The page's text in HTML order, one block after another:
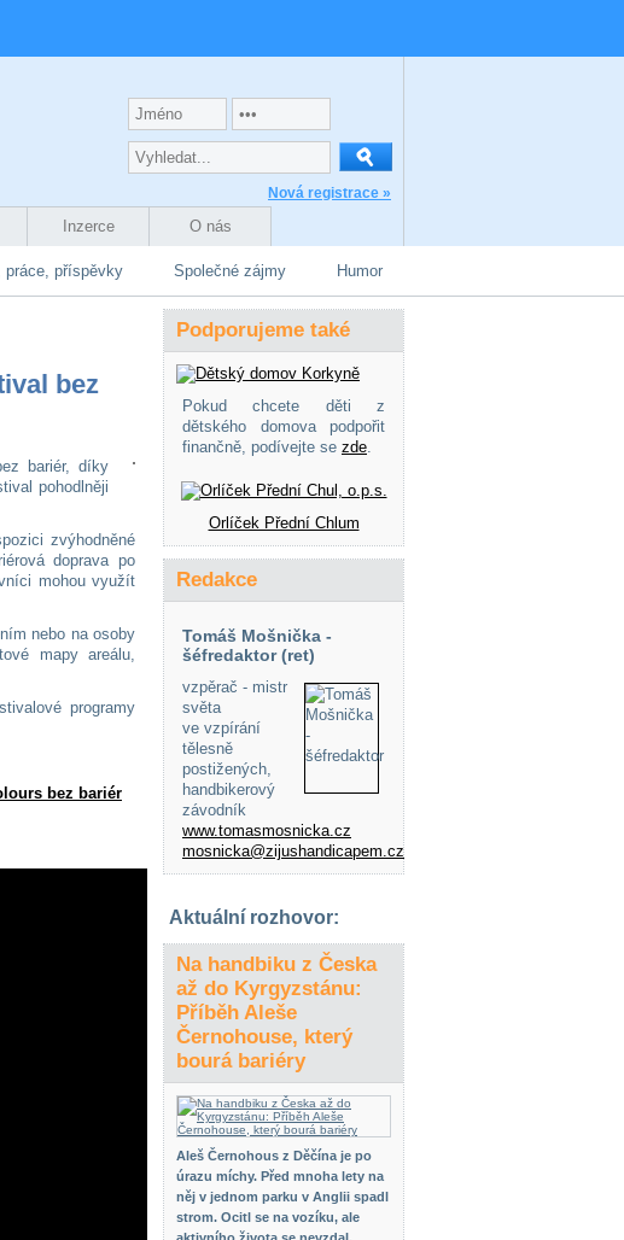
Nová registrace »
Inzerce O nás
práce, příspěvky Společné zájmy Humor
bez
bariér, díky
pohodlněji
zvýhodněné
doprava po
mohou využít
nebo na osoby
mapy areálu,
programy
bez bariér
Podporujeme také
Pokud chcete děti z
dětského domova podpořit
finančně, podívejte se zde.
Orlíček Přední Chlum
Redakce
Tomáš Mošnička -
šéfredaktor (ret)
vzpěrač - mistr
světa
ve vzpírání
tělesně
postižených,
handbikerový
závodník
www.tomasmosnicka.cz
mosnicka@zijushandicapem.cz
Aktuální rozhovor:
Na handbiku z Česka
až do Kyrgyzstánu:
Příběh Aleše
Černohouse, který
bourá bariéry
Aleš Černohous z Děčína je po
úrazu míchy. Před mnoha lety na
něj v jednom parku v Anglii spadl
strom. Ocitl se na vozíku, ale